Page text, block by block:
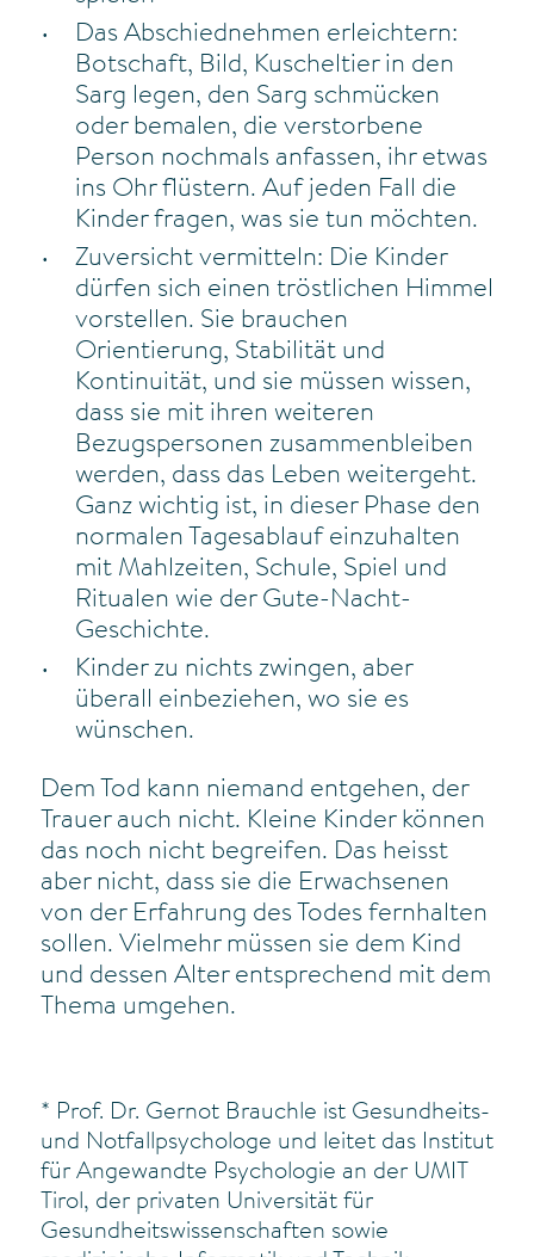
Das Abschiednehmen erleichtern:
Botschaft, Bild, Kuscheltier in den
Sarg legen, den Sarg schmücken
oder bemalen, die verstorbene
Person nochmals anfassen, ihr etwas
ins Ohr flüstern. Auf jeden Fall die
Kinder fragen, was sie tun möchten.
Zuversicht vermitteln: Die Kinder
dürfen sich einen tröstlichen Himmel
vorstellen. Sie brauchen
Orientierung, Stabilität und
Kontinuität, und sie müssen wissen,
dass sie mit ihren weiteren
Bezugspersonen zusammenbleiben
werden, dass das Leben weitergeht.
Ganz wichtig ist, in dieser Phase den
normalen Tagesablauf einzuhalten
mit Mahlzeiten, Schule, Spiel und
Ritualen wie der Gute-Nacht-
Geschichte.
Kinder zu nichts zwingen, aber
überall einbeziehen, wo sie es
wünschen.
Dem Tod kann niemand entgehen, der
Trauer auch nicht. Kleine Kinder können
das noch nicht begreifen. Das heisst
aber nicht, dass sie die Erwachsenen
von der Erfahrung des Todes fernhalten
sollen. Vielmehr müssen sie dem Kind
und dessen Alter entsprechend mit dem
Thema umgehen.
* Prof. Dr. Gernot Brauchle ist Gesundheits-
und Notfallpsychologe und leitet das Institut
für Angewandte Psychologie an der UMIT
Tirol, der privaten Universität für
Gesundheitswissenschaften sowie